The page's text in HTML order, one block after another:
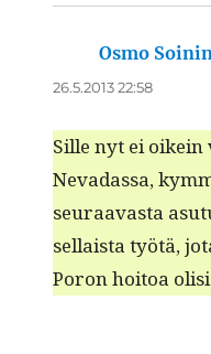
Osmo
26.5.2013 22:58
Sille nyt ei
Nevadas­sa,
seu­raavas­ta
sel­l­aista työtä,
Poron hoitoa